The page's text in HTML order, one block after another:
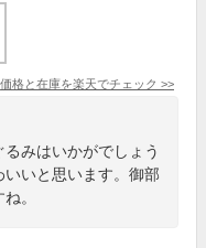
価格と在庫を楽天でチェック >>
みはいかがでしょう
いと思います。御部
。